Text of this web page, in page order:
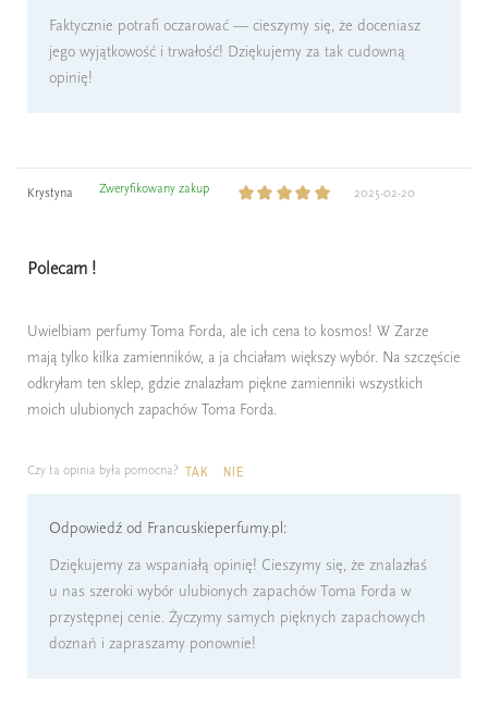
Faktycznie potrafi oczarować — cieszymy się, że doceniasz
jego wyjątkowość i trwałość! Dziękujemy za tak cudowną
opinię!
Krystyna Zweryfikowany zakup 2025-02-20
Polecam !
Uwielbiam perfumy Toma Forda, ale ich cena to kosmos! W Zarze
mają tylko kilka zamienników, a ja chciałam większy wybór. Na szczęście
odkryłam ten sklep, gdzie znalazłam piękne zamienniki wszystkich
moich ulubionych zapachów Toma Forda.
Czy ta opinia była pomocna? TAK NIE
Odpowiedź od Francuskieperfumy.pl:
Dziękujemy za wspaniałą opinię! Cieszymy się, że znalazłaś
u nas szeroki wybór ulubionych zapachów Toma Forda w
przystępnej cenie. Życzymy samych pięknych zapachowych
doznań i zapraszamy ponownie!